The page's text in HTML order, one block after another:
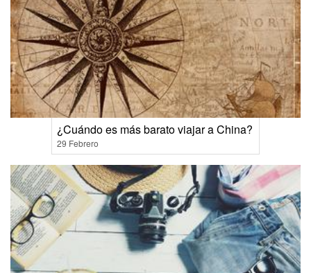
¿Cuándo es más barato viajar a China?
29 Febrero